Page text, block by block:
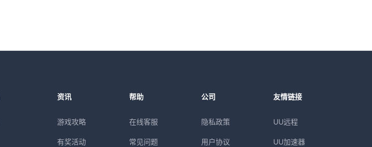
资讯
游戏攻略
有奖活动
帮助
在线客服
常见问题
公司
隐私政策
用户协议
友情链接
UU远程
UU加速器